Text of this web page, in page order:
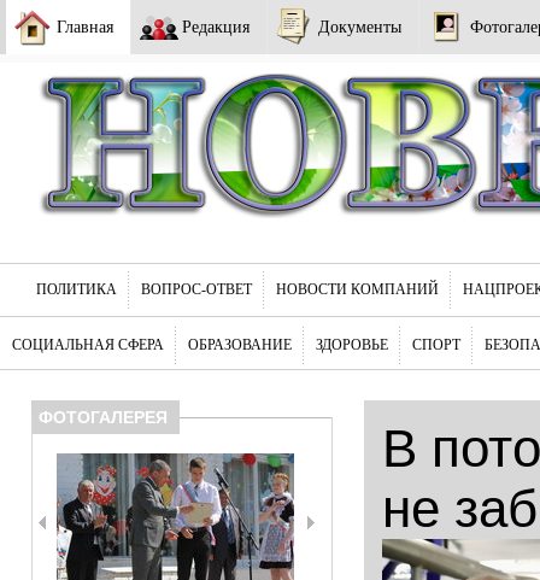
Главная Редакция Документы
ПОЛИТИКА ВОПРОС-ОТВЕТ НОВОСТИ КОМПАНИЙ
СОЦИАЛЬНАЯ СФЕРА ОБРАЗОВАНИЕ ЗДОРОВЬЕ СПОРТ
ФОТОГАЛЕРЕЯ
В
не